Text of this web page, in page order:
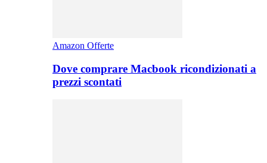
Amazon Offerte
Dove comprare Macbook ricondizionati a
prezzi scontati